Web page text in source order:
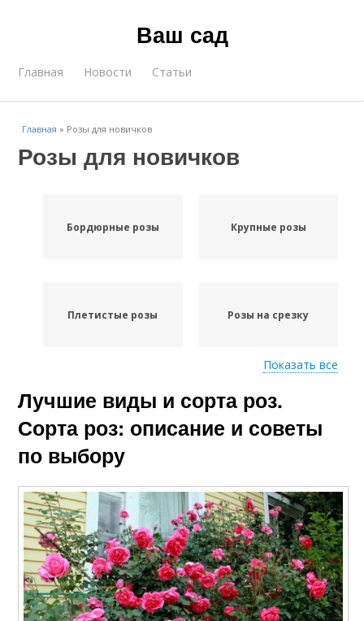
Ваш сад
Главная Новости Статьи
Главная » Розы для новичков
Розы для новичков
Бордюрные розы Крупные розы
Плетистые розы Розы на срезку
Вьющиеся розы Кустовые розы
Зимостойкие розы Розы для посадки
Чайно-гибридная
роза
Английская роза
Показать все
Лучшие виды и сорта роз.
Сорта роз: описание и советы
по выбору